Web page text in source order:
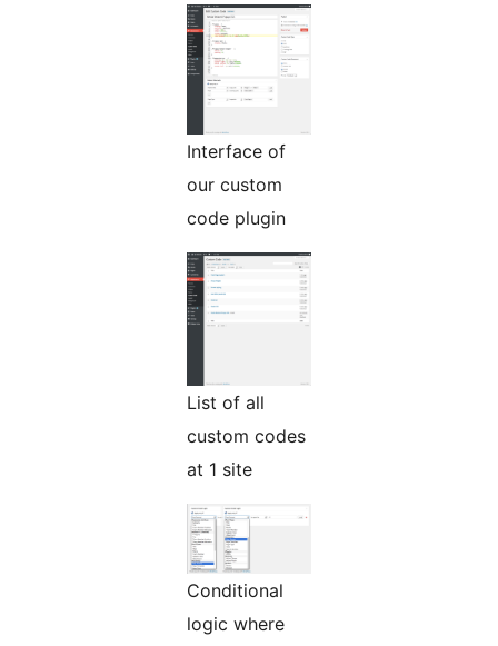
Interface of
our custom
code plugin
List of all
custom codes
at 1 site
Conditional
logic where